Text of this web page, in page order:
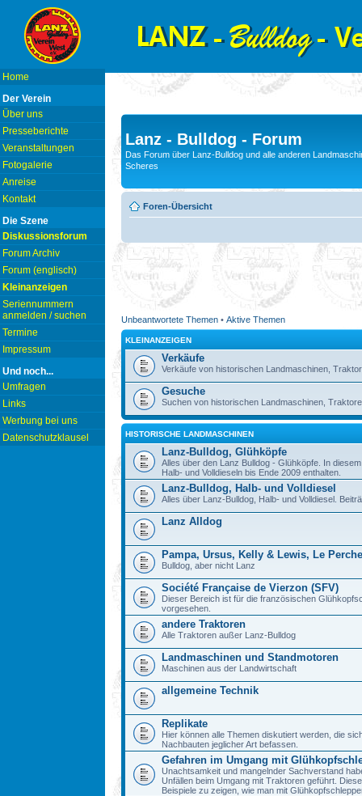
Home
Der Verein
Über uns
Presseberichte
Veranstaltungen
Fotogalerie
Anreise
Kontakt
Die Szene
Diskussionsforum
Forum Archiv
Forum (englisch)
Kleinanzeigen
Seriennummern
anmelden / suchen
Termine
Impressum
Und noch...
Umfragen
Links
Werbung bei uns
Datenschutzklausel
Lanz - Bulldog - Forum
Das Forum über Lanz-Bulldog und alle anderen
Scheres
Foren-Übersicht
Unbeantwortete Themen • Aktive Themen
KLEINANZEIGEN
Verkäufe
Verkäufe von historischen Landmaschinen,
Gesuche
Suchen von historischen Landmaschinen,
HISTORISCHE LANDMASCHINEN
Lanz-Bulldog, Glühköpfe
Alles über den Lanz Bulldog - Glühköpfe. In
Halb- und Volldieseln bis Ende 2009 enthalten.
Lanz-Bulldog, Halb- und Volldiesel
Alles über Lanz-Bulldog, Halb- und Volldiesel.
Lanz Alldog
Pampa, Ursus, Kelly & Lewis, Le
Bulldog, aber nicht Lanz
Société Française de Vierzon (SFV)
Dieser Bereich ist für die französischen
vorgesehen.
andere Traktoren
Alle Traktoren außer Lanz-Bulldog
Landmaschinen und Standmotoren
Maschinen aus der Landwirtschaft
allgemeine Technik
Replikate
Hier können alle Themen diskutiert werden, die
Nachbauten jeglicher Art befassen.
Gefahren im Umgang mit
Unachtsamkeit und mangelnder Sachverstand
Unfällen beim Umgang mit Traktoren geführt.
Beispiele zu zeigen, wie man mit